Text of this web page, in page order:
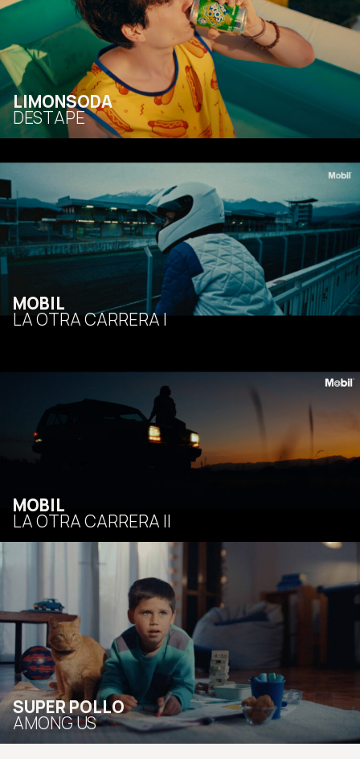
LIMONSODA
DESTAPE
MOBIL
LA OTRA CARRERA I
MOBIL
LA OTRA CARRERA II
SUPER POLLO
AMONG US